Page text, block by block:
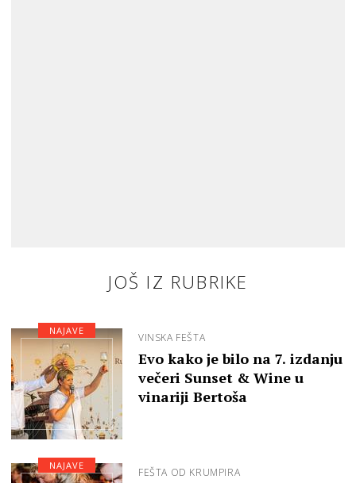
JOŠ IZ RUBRIKE
VINSKA FEŠTA
Evo kako je bilo na 7. izdanju
večeri Sunset & Wine u
vinariji Bertoša
NAJAVE
FEŠTA OD KRUMPIRA
NAJAVE